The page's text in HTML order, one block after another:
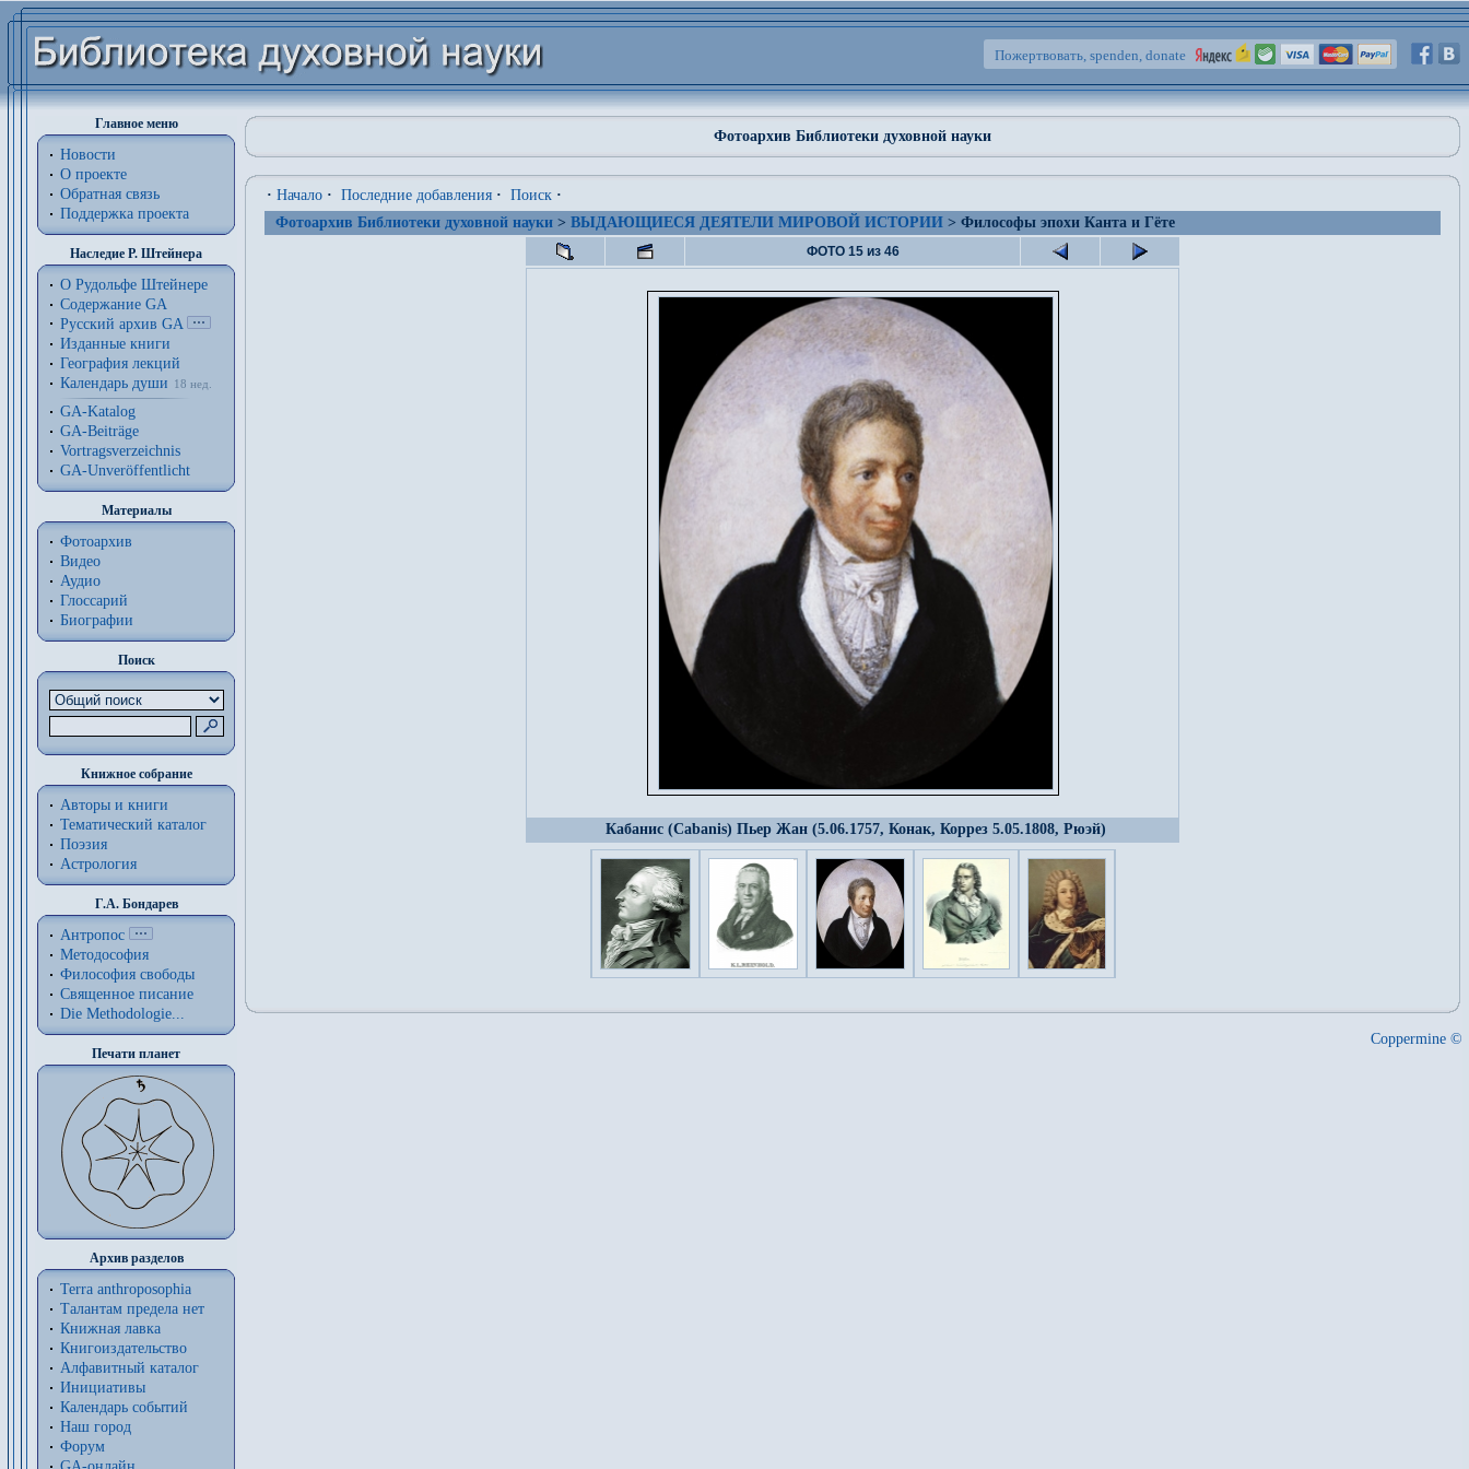
Пожертвовать, spenden, donate
Главное меню
Новости
О проекте
Обратная связь
Поддержка проекта
Наследие Р. Штейнера
О Рудольфе Штейнере
Содержание GA
Русский архив GA
Изданные книги
География лекций
Календарь души
18 нед.
GA-Katalog
GA-Beiträge
Vortragsverzeichnis
GA-Unveröffentlicht
Материалы
Фотоархив
Видео
Аудио
Глоссарий
Биографии
Поиск
Книжное собрание
Авторы и книги
Тематический каталог
Поэзия
Астрология
Г.А. Бондарев
Антропос
Методософия
Философия cвободы
Священное писание
Die Methodologie...
Печати планет
Архив разделов
Terra anthroposophia
Талантам предела нет
Книжная лавка
Книгоиздательство
Алфавитный каталог
Инициативы
Календарь событий
Наш город
Форум
Фотоархив Библиотеки духовной науки
· Начало · Последние добавления · Поиск ·
Фотоархив Библиотеки духовной науки > ВЫДАЮЩИЕСЯ ДЕЯТЕЛИ МИРОВОЙ ИСТОРИИ > Философы эпохи Канта и Гёте
ФОТО 15 из 46
Кабанис (Cabanis) Пьер Жан (5.06.1757, Конак, Коррез 5.05.1808, Рюэй)
Coppermine ©